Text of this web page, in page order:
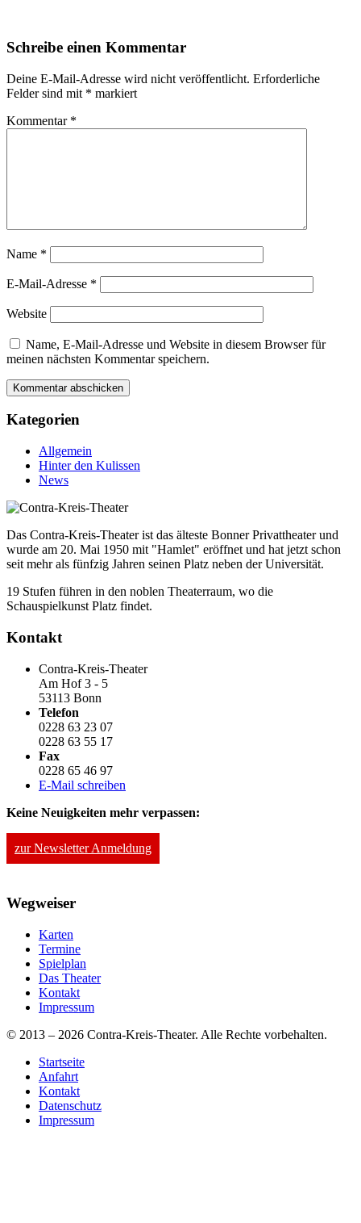
Schreibe einen Kommentar
Deine E-Mail-Adresse wird nicht veröffentlicht. Erforderliche
Felder sind mit * markiert
Kommentar *
Name *
E-Mail-Adresse *
Website
Name, E-Mail-Adresse und Website in diesem Browser für
meinen nächsten Kommentar speichern.
Kategorien
Allgemein
Hinter den Kulissen
News
Das Contra-Kreis-Theater ist das älteste Bonner Privattheater und
wurde am 20. Mai 1950 mit "Hamlet" eröffnet und hat jetzt schon
seit mehr als fünfzig Jahren seinen Platz neben der Universität.
19 Stufen führen in den noblen Theaterraum, wo die
Schauspielkunst Platz findet.
Kontakt
Contra-Kreis-Theater
Am Hof 3 - 5
53113 Bonn
Telefon
0228 63 23 07
0228 63 55 17
Fax
0228 65 46 97
E-Mail schreiben
Keine Neuigkeiten mehr verpassen:
zur Newsletter Anmeldung
Wegweiser
Karten
Termine
Spielplan
Das Theater
Kontakt
Impressum
© 2013 – 2026 Contra-Kreis-Theater. Alle Rechte vorbehalten.
Startseite
Anfahrt
Kontakt
Datenschutz
Impressum